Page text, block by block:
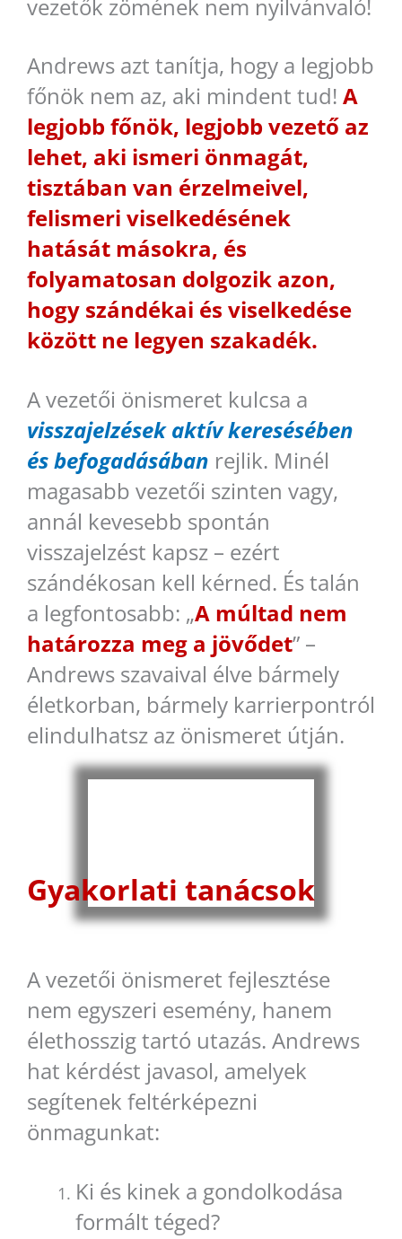
vezetők zömének nem nyilvánvaló!
Andrews azt tanítja, hogy a legjobb
főnök nem az, aki mindent tud! A
legjobb főnök, legjobb vezető az
lehet, aki ismeri önmagát,
tisztában van érzelmeivel,
felismeri viselkedésének
hatását másokra, és
folyamatosan dolgozik azon,
hogy szándékai és viselkedése
között ne legyen szakadék.
A vezetői önismeret kulcsa a
visszajelzések aktív keresésében
és befogadásában rejlik. Minél
magasabb vezetői szinten vagy,
annál kevesebb spontán
visszajelzést kapsz – ezért
szándékosan kell kérned. És talán
a legfontosabb: „A múltad nem
határozza meg a jövődet” –
Andrews szavaival élve bármely
életkorban, bármely karrierpontról
elindulhatsz az önismeret útján.
Gyakorlati tanácsok
A vezetői önismeret fejlesztése
nem egyszeri esemény, hanem
élethosszig tartó utazás. Andrews
hat kérdést javasol, amelyek
segítenek feltérképezni
önmagunkat:
Ki és kinek a gondolkodása
formált téged?